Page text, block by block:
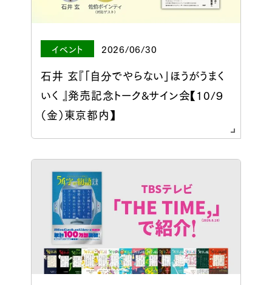
イベント 2026/06/30
石井 玄『「自分でやらない」ほうがうまく
いく 』発売記念トーク&サイン会【10/９
（金）東京都内】